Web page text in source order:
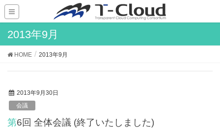
2013年9月
HOME 2013年9月
2013年9月30日
会議
第6回 全体会議 (終了いたしました)